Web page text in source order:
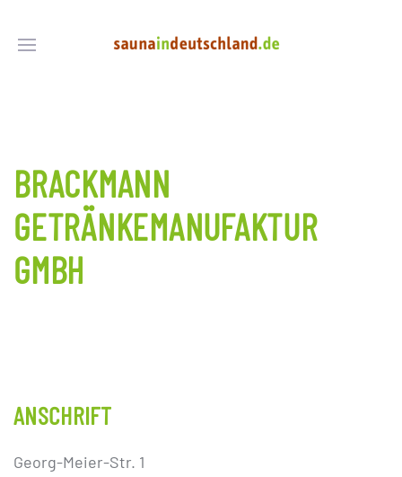
BRACKMANN
GETRÄNKEMANUFAKTUR
GMBH
ANSCHRIFT
Georg-Meier-Str. 1